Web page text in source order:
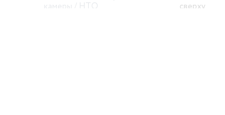
камеры / НТО
сверху